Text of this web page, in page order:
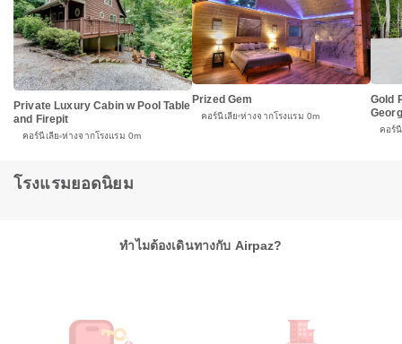
Private Luxury Cabin w Pool Table
and Firepit
คอร์นีเลีย ห่างจากโรงแรม 0m
Prized Gem
คอร์นีเลีย ห่างจากโรงแรม 0m
Gold
คอร์
โรงแรมยอดนิยม
ทำไมต้องเดินทางกับ Airpaz?